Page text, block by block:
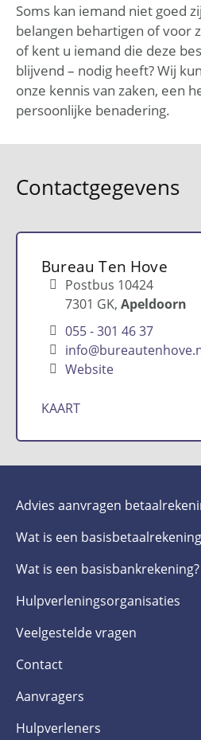
Soms kan iemand niet goed
belangen behartigen of voor
of kent u iemand die deze
blijvend – nodig heeft? Wij
onze kennis van zaken, een
persoonlijke benadering.
Contactgegevens
Bureau Ten Hove
Postbus 10424
7301 GK Apeldoorn
055 - 301 46 37
Website
KAART
Advies aanvragen
Wat is een
Wat is een basis­bankrekening?
Hulpverlenings­organisaties
Veelgestelde­ vragen
Contact
Aanvragers
Hulpverleners